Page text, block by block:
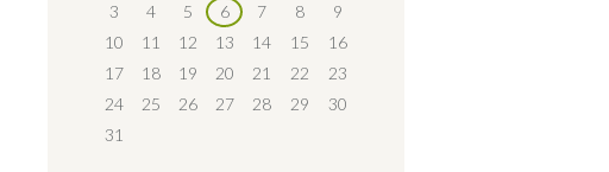
3
4 5 6 7 8
9
10
11 12 13 14 15
16
17
18 19 20 21 22
23
24
25 26 27 28 29
30
31